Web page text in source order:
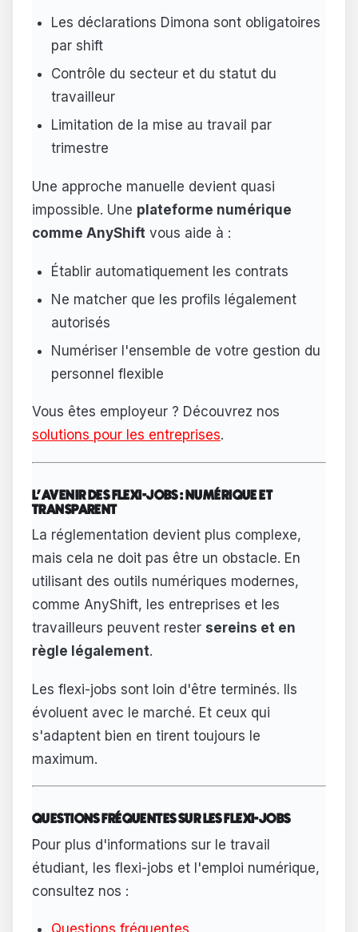
Les déclarations Dimona sont obligatoires
par shift
Contrôle du secteur et du statut du
travailleur
Limitation de la mise au travail par
trimestre
Une approche manuelle devient quasi
impossible. Une plateforme numérique
comme AnyShift vous aide à :
Établir automatiquement les contrats
Ne matcher que les profils légalement
autorisés
Numériser l'ensemble de votre gestion du
personnel flexible
Vous êtes employeur ? Découvrez nos
solutions pour les entreprises.
L'AVENIR DES FLEXI-JOBS : NUMÉRIQUE ET
TRANSPARENT
La réglementation devient plus complexe,
mais cela ne doit pas être un obstacle. En
utilisant des outils numériques modernes,
comme AnyShift, les entreprises et les
travailleurs peuvent rester sereins et en
règle légalement.
Les flexi-jobs sont loin d'être terminés. Ils
évoluent avec le marché. Et ceux qui
s'adaptent bien en tirent toujours le
maximum.
QUESTIONS FRÉQUENTES SUR LES FLEXI-JOBS
Pour plus d'informations sur le travail
étudiant, les flexi-jobs et l'emploi numérique,
consultez nos :